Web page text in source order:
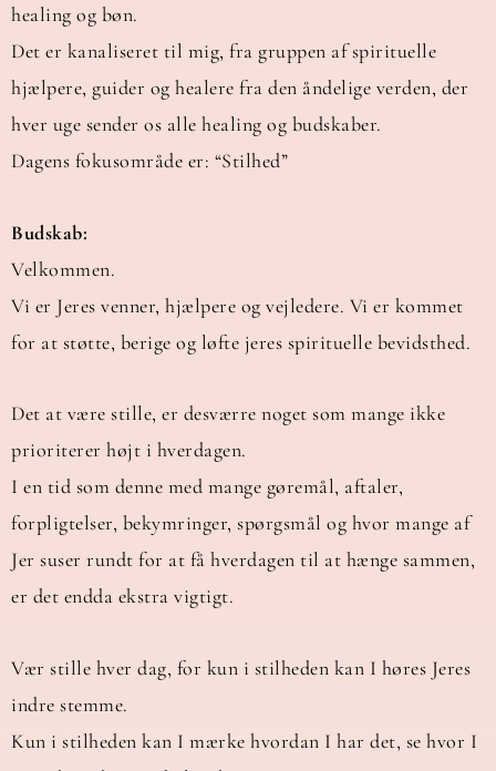
healing og bøn.
Det er kanaliseret til mig, fra gruppen af spirituelle
hjælpere, guider og healere fra den åndelige verden, der
hver uge sender os alle healing og budskaber.
Dagens fokusområde er: “Stilhed”
Budskab:
Velkommen.
Vi er Jeres venner, hjælpere og vejledere. Vi er kommet
for at støtte, berige og løfte jeres spirituelle bevidsthed.
Det at være stille, er desværre noget som mange ikke
prioriterer højt i hverdagen.
I en tid som denne med mange gøremål, aftaler,
forpligtelser, bekymringer, spørgsmål og hvor mange af
Jer suser rundt for at få hverdagen til at hænge sammen,
er det endda ekstra vigtigt.
Vær stille hver dag, for kun i stilheden kan I høres Jeres
indre stemme.
Kun i stilheden kan I mærke hvordan I har det, se hvor I